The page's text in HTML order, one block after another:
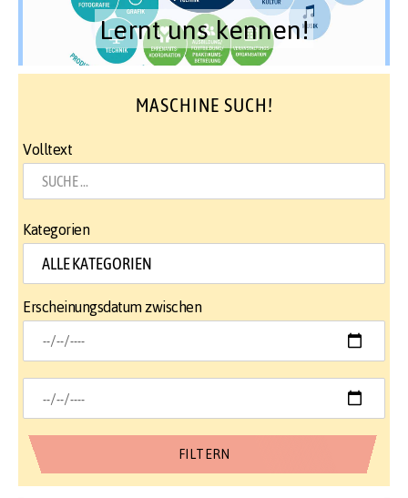
Lernt uns kennen!
MASCHINE SUCH!
Volltext
Kategorien
Erscheinungsdatum zwischen